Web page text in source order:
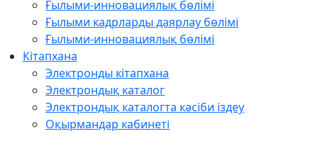
Ғылыми-инновациялық бөлімі
Ғылыми кадрларды даярлау бөлімі
Ғылыми-инновациялық бөлімі
Кітапхана
Электронды кітапхана
Электрондық каталог
Электрондық каталогта кәсіби іздеу
Оқырмандар кабинеті